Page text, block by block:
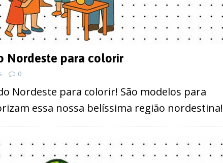
Nordeste para colorir
0
Nordeste para colorir! São modelos para
essa nossa belíssima região nordestina!